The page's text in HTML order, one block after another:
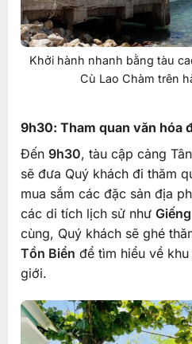
Khởi hành nhanh bằng tàu
Cù Lao Chàm trên
9h30: Tham quan văn hóa
Đến 9h30, tàu cập cảng
sẽ đưa Quý khách đi thăm
mua sắm các đặc sản địa
các di tích lịch sử như
cùng, Quý khách sẽ ghé
Tồn Biển để tìm hiểu về
giới.